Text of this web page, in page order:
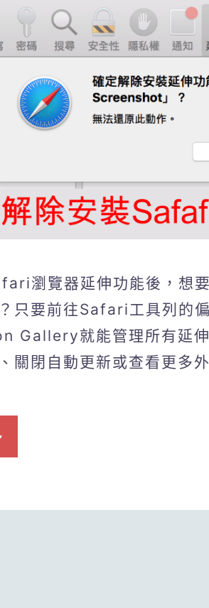
瀏覽器延伸功能後，想
只要前往Safari工具列的
Gallery就能管理所有延伸
關閉自動更新或查看更多